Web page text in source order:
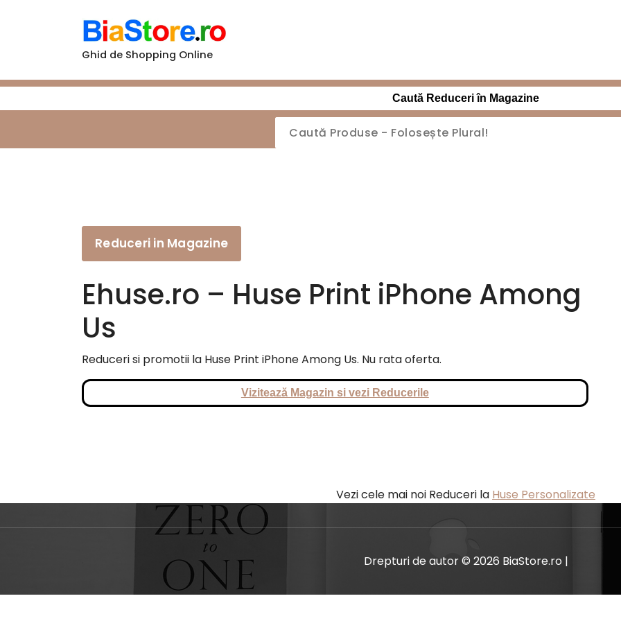
Ghid de Shopping Online
Caută Reduceri în Magazine
Reduceri in Magazine
Ehuse.ro – Huse Print iPhone Among
Us
Reduceri si promotii la Huse Print iPhone Among Us. Nu rata oferta.
Vizitează Magazin si vezi Reducerile
Vezi cele mai noi Reduceri la Huse Personalizate
Drepturi de autor © 2026 BiaStore.ro |